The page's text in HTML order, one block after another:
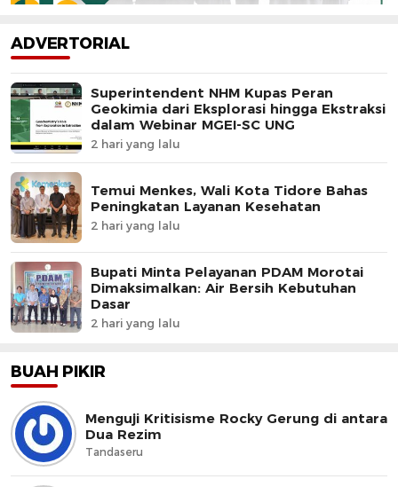
ADVERTORIAL
Superintendent NHM Kupas Peran
Geokimia dari Eksplorasi hingga Ekstraksi
dalam Webinar MGEI-SC UNG
2 hari yang lalu
Temui Menkes, Wali Kota Tidore Bahas
Peningkatan Layanan Kesehatan
2 hari yang lalu
Bupati Minta Pelayanan PDAM Morotai
Dimaksimalkan: Air Bersih Kebutuhan
Dasar
2 hari yang lalu
BUAH PIKIR
Menguji Kritisisme Rocky Gerung di antara
Dua Rezim
Tandaseru